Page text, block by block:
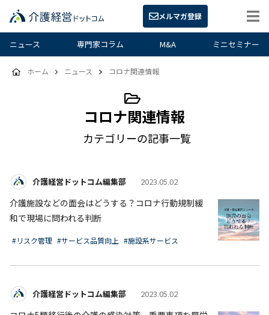
メルマガ登録
ニュース 専門家コラム M&A ミニセミナー
コロナ関連情報
カテゴリーの記事一覧
ホーム ニュース コロナ関連情報
介護経営ドットコム編集部 2023.05.02
介護施設などの面会はどうする？コロナ行動規制緩
和で現場に問われる判断
#リスク管理 #サービス品質向上 #施設系サービス
介護経営ドットコム編集部 2023.05.02